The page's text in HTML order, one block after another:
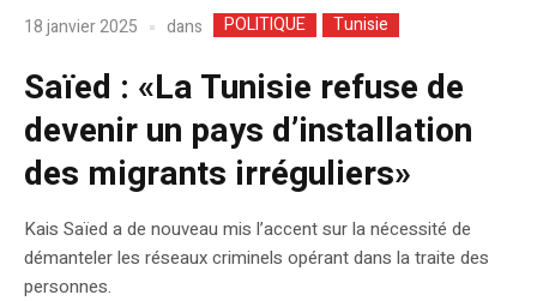
18 janvier 2025 dans POLITIQUE Tunisie
Saïed : «La Tunisie refuse de
devenir un pays d’installation
des migrants irréguliers»
Kais Saïed a de nouveau mis l’accent sur la nécessité de
démanteler les réseaux criminels opérant dans la traite des
personnes.